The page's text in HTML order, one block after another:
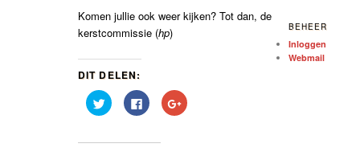
Komen jullie ook weer kijken? Tot dan, de
kerstcommissie (hp)
DIT DELEN:
Klik
om
Klik
om
Klik
om
BEHEER
Inloggen
Webmail